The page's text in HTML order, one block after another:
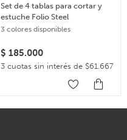
Set de 4 tablas para cortar y
estuche Folio Steel
3 colores disponibles
$ 185.000
3 cuotas sin interés de $61.667